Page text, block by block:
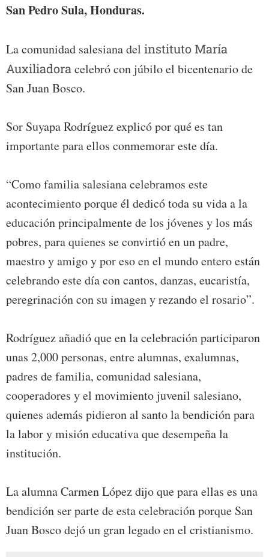
San Pedro Sula, Honduras.
La comunidad salesiana del instituto María
Auxiliadora celebró con júbilo el bicentenario de
San Juan Bosco.
Sor Suyapa Rodríguez explicó por qué es tan
importante para ellos conmemorar este día.
“Como familia salesiana celebramos este
acontecimiento porque él dedicó toda su vida a la
educación principalmente de los jóvenes y los más
pobres, para quienes se convirtió en un padre,
maestro y amigo y por eso en el mundo entero están
celebrando este día con cantos, danzas, eucaristía,
peregrinación con su imagen y rezando el rosario”.
Rodríguez añadió que en la celebración participaron
unas 2,000 personas, entre alumnas, exalumnas,
padres de familia, comunidad salesiana,
cooperadores y el movimiento juvenil salesiano,
quienes además pidieron al santo la bendición para
la labor y misión educativa que desempeña la
institución.
La alumna Carmen López dijo que para ellas es una
bendición ser parte de esta celebración porque San
Juan Bosco dejó un gran legado en el cristianismo.